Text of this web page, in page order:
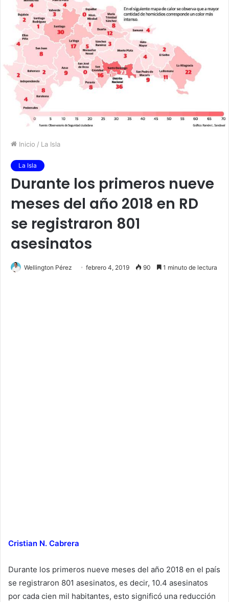
Inicio / La Isla
La Isla
Durante los primeros nueve
meses del año 2018 en RD
se registraron 801
asesinatos
Wellington Pérez febrero 4, 2019 90 1 minuto de lectura
Cristian N. Cabrera
Durante los primeros nueve meses del año 2018 en el país
se registraron 801 asesinatos, es decir, 10.4 asesinatos
por cada cien mil habitantes, esto significó una reducción